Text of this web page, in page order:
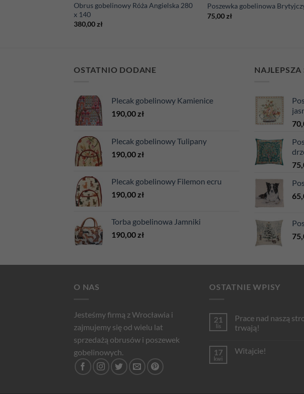
Obrus gobelinowy Róża Angielska 280
x 140
380,00zł
Poszewka gobelinowa
75,00zł
OSTATNIO DODANE
Plecak gobelinowy Kamienice
190,00 zł
Plecak gobelinowy Tulipany
190,00 zł
Plecak gobelinowy Filemon ecru
190,00 zł
Torba gobelinowa Jamniki
190,00 zł
NAJLEPSZA
O NAS
Jesteśmy firmą z Wrocławia i
zajmujemy się od wielu lat
sprzedażą obrusów i poszewek
gobelinowych.
OSTATNIE WPISY
21
lis
Prace nad naszą
trwają!
do
17
kwi
Witajcie!